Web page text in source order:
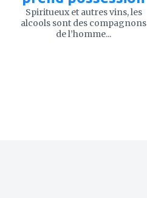
Spiritueux et autres vins, les
alcools sont des compagnons
de l’homme...